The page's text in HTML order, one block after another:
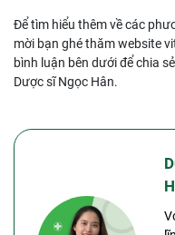
Để tìm hiểu thêm về các
mời bạn ghé thăm website
bình luận bên dưới để chia
Dược sĩ Ngọc Hân.